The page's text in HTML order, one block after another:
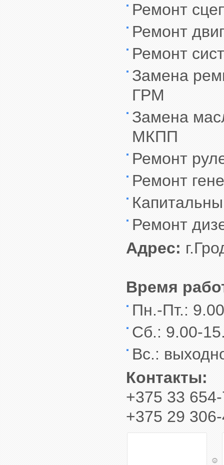
Ремонт
Ремонт
Ремонт
Замена
ГРМ
Замена
МКПП
Ремонт
Ремонт
Ремонт
Адрес:
Время
Пн.-Пт.:
Сб.: 9.00-
Вс.:
Контакты:
+375 33
+375 29